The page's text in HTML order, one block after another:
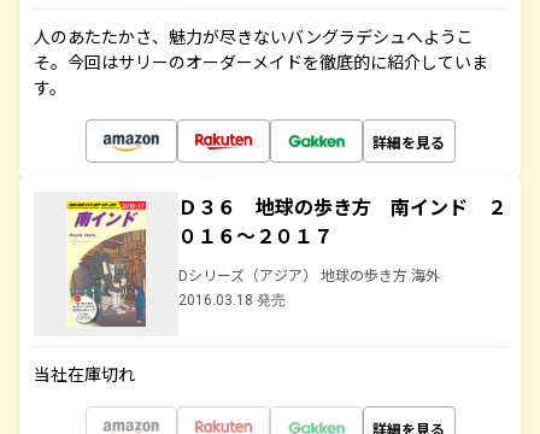
人のあたたかさ、魅力が尽きないバングラデシュへようこ
そ。今回はサリーのオーダーメイドを徹底的に紹介していま
す。
詳細を見る
Ｄ３６ 地球の歩き方 南インド ２
０１６～２０１７
Dシリーズ（アジア） 地球の歩き方 海外
2016.03.18 発売
当社在庫切れ
詳細を見る